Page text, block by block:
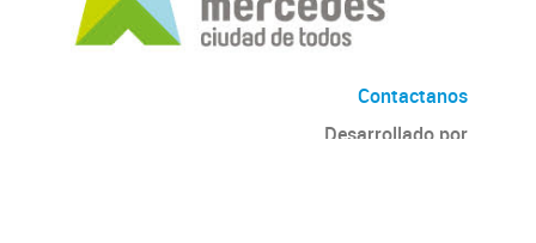
Contactanos
Desarrollado por